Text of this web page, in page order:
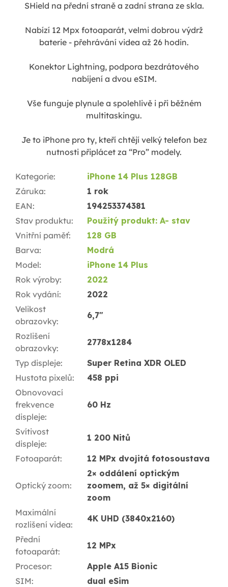
SHield na přední straně a zadní strana ze skla.
Nabízí 12 Mpx fotoaparát, velmi dobrou výdrž
baterie - přehrávání videa až 26 hodin.
Konektor Lightning, podpora bezdrátového
nabíjení a dvou eSIM.
Vše funguje plynule a spolehlivě i při běžném
multitaskingu.
Je to iPhone pro ty, kteří chtějí velký telefon bez
nutnosti připlácet za “Pro” modely.
Kategorie:
iPhone 14 Plus 128GB
Záruka:
1 rok
EAN:
194253374381
Stav produktu:
Použitý produkt: A- stav
Vnitřní paměť:
128 GB
Barva:
Modrá
Model:
iPhone 14 Plus
Rok výroby:
2022
Rok vydání:
2022
Velikost
obrazovky:
6,7"
Rozlišení
obrazovky:
2778x1284
Typ displeje:
Super Retina XDR OLED
Hustota pixelů:
458 ppi
Obnovovací
frekvence
displeje:
60 Hz
Svítivost
displeje:
1 200 Nitů
Fotoaparát: 12 MPx dvojitá fotosoustava
Optický zoom:
2× oddálení optickým
zoomem, až 5× digitální
zoom
Maximální
rozlišení videa:
4K UHD (3840x2160)
Přední
fotoaparát:
12 MPx
Procesor:
Apple A15 Bionic
SIM: dual eSim